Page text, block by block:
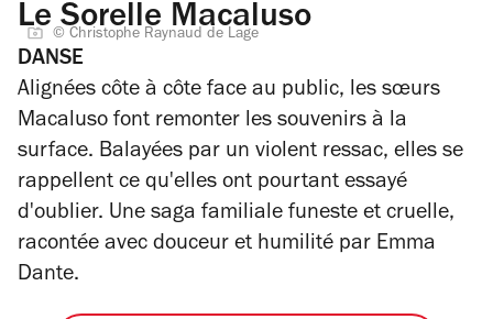
Le Sorelle Macaluso
© Christophe Raynaud de Lage
DANSE
Alignées côte à côte face au public, les sœurs
Macaluso font remonter les souvenirs à la
surface. Balayées par un violent ressac, elles se
rappellent ce qu'elles ont pourtant essayé
d'oublier. Une saga familiale funeste et cruelle,
racontée avec douceur et humilité par Emma
Dante.